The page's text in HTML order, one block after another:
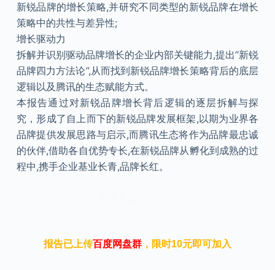
新锐品牌的增长策略,并研究不同类型的新锐品牌在增长
策略中的共性与差异性;
增长驱动力
拆解并识别驱动品牌增长的企业内部关键能力,提出“新锐
品牌四力方法论”,从而找到新锐品牌增长策略背后的底层
逻辑以及腾讯的生态赋能方式。
本报告通过对新锐品牌增长背后逻辑的逐层拆解与探
究，形成了自上而下的新锐品牌发展框架,以期为业界各
品牌提供发展思路与启示,而腾讯生态将作为品牌最忠诚
的伙伴,借助各自优势专长,在新锐品牌从孵化到成熟的过
程中,携手企业基业长青,品牌长红。
报告已上传百度网盘群，限时10元即可加入